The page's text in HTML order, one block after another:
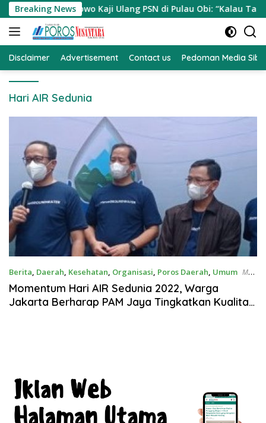
Langsung
ke
konten
Breaking NewsKaji Ulang PSN di Pulau Obi: “Kalau Tak
Disclaimer Advertisement Contact us Pedoman Media
Hari AIR Sedunia
Berita, Daerah, Kesehatan, Organisasi, Poros Daerah, Umum Mar
22, 2022
Momentum Hari AIR Sedunia 2022, Warga
Jakarta Berharap PAM Jaya Tingkatkan Kualitas